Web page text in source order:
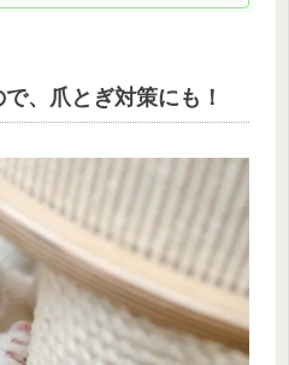
、爪とぎ対策にも！